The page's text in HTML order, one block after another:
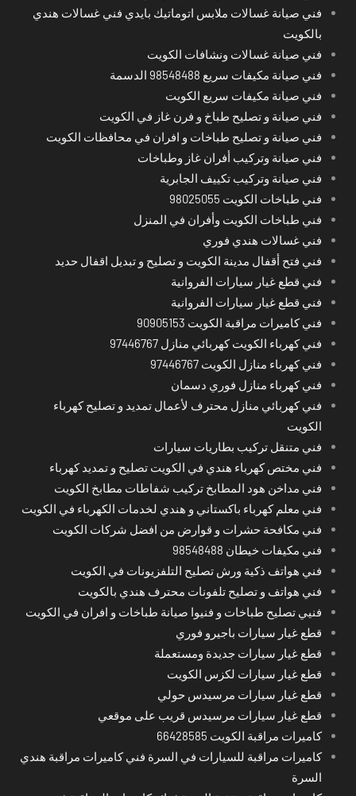
فني صيانة غسالات ملابس اتوماتيك بايدي فني غسالات هندي
بالكويت
فني صيانة غسالات ونشافات الكويت
فني صيانة مكيفات سريع 98548488 الدسمة
فني صيانة مكيفات سريع الكويت
فني صيانة و تصليح طباخ و فرن غاز في الكويت
فني صيانة و تصليح طباخات و افران في محافظات الكويت
فني صيانة وتركيب أفران غاز وطباخات
فني صيانة وتركيب تكييف الجابرية
فني طباخات الكويت 98025055
فني طباخات الكويت وأفران في المنزل
فني غسالات هندي فوري
فني فتح أقفال مدينة الكويت و تصليح و تبديل اقفال حديد
فني قطع غيار سيارات الفروانية
فني قطع غيار سيارات الفروانية
فني كاميرات مراقبة الكويت 90905153
فني كهرباء الكويت كهربائي منازل 97446767
فني كهرباء منازل الكويت 97446767
فني كهرباء منازل فوري دسمان
فني كهربائي منازل محترف لأعمال تمديد و تصليح كهرباء
الكويت
فني متنقل تركيب بطاريات سيارات
فني مختص كهرباء هندي في الكويت تصليح و تمديد كهرباء
فني مداخن هود المطابخ تركيب شفاطات مطابخ الكويت
فني معلم كهرباء باكستاني و هندي لخدمات الكهرباء في الكويت
فني مكافحة حشرات و قوارض من افضل شركات الكويت
فني مكيفات خيطان 98548488
فني هواتف ذكية ورش تصليح التلفزيونات في الكويت
فني هواتف و تصليح تلفونات محترف هندي بالكويت
فنيي تصليح طباخات و فنيوا صيانة طباخات و افران في الكويت
قطع غيار سيارات باجيرو فوري
قطع غيار سيارات جديدة ومستعملة
قطع غيار سيارات لكزس الكويت
قطع غيار سيارات مرسيدس حولي
قطع غيار سيارات مرسيدس قريب على موقعي
كاميرات مراقبة الكويت 66428585
كاميرات مراقبة للسيارات في السرة فني كاميرات مراقبة هندي
السرة